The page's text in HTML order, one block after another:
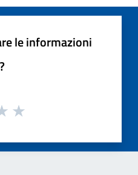
le informazioni